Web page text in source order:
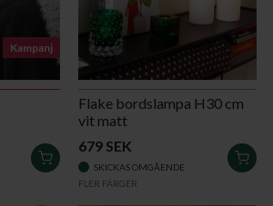
Kampanj
LÄGG
I
VARUKORGEN
Flake bordslampa H30 cm
vit matt
679 SEK
I
SKICKAS OMGÅENDE
FLER FÄRGER